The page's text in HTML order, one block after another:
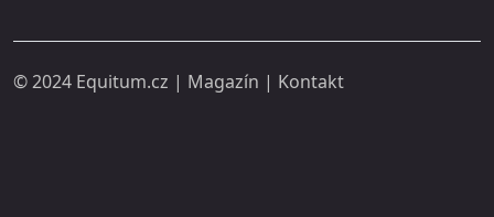
© 2024 Equitum.cz | Magazín | Kontakt